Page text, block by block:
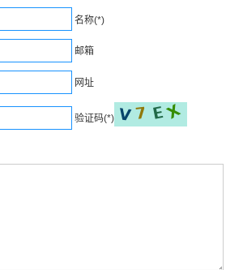
名称(*)
邮箱
网址
验证码(*)